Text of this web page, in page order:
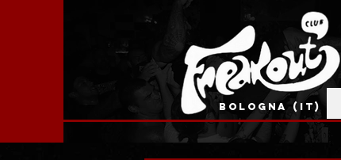
BOLOGNA (IT)